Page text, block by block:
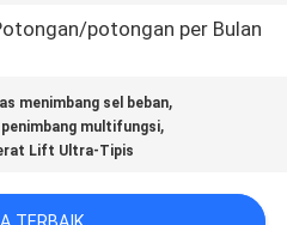
potongan per Bulan
menimbang sel beban,
penimbang multifungsi,
Lift Ultra-Tipis